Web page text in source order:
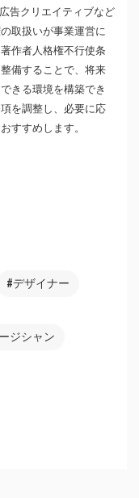
告クリエイティブなど
取扱いが事業運営に
作者人格権不行使条
備することで、将来
きる環境を構築でき
を調整し、必要に応
すすめします。
#デザイナー
ジシャン